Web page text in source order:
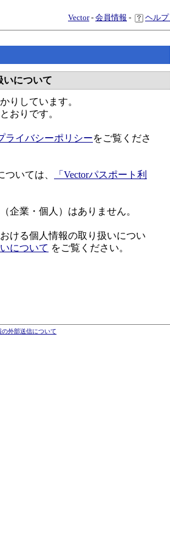
Vector- 会員情報 - ヘルプ
いについて
りしています。
おりです。
ライバシーポリシーをご覧くださ
いては、
「Vectorパスポート利
企業・個人）はありません。
ける個人情報の取り扱いについ
について をご覧ください。
の外部送信について